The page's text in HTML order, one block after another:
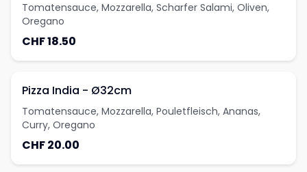
Tomatensauce, Mozzarella, Scharfer Salami, Oliven,
Oregano
CHF 18.50
Pizza India - Ø32cm
Tomatensauce, Mozzarella, Pouletfleisch, Ananas,
Curry, Oregano
CHF 20.00